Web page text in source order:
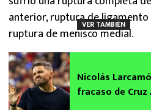
anterior, ruptura de
ruptura de menisco medial.
VER TAMBIÉN
Nicolás
fracaso de